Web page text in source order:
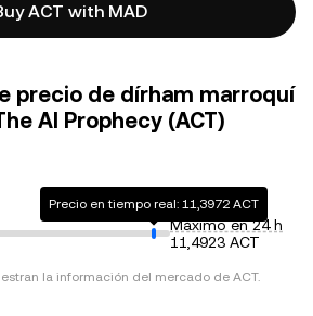
ACT with MAD
precio de dírham marroquí
AI Prophecy (ACT)
Precio en tiempo real: 11,3972 ACT
Máximo en 24 h
11,4923 ACT
la información del mercado de ACT.